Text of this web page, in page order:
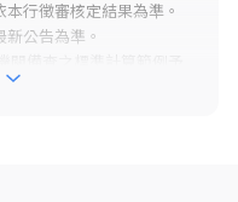
行徵審核定結果為準。
公告為準。
產品為準。且每一客戶